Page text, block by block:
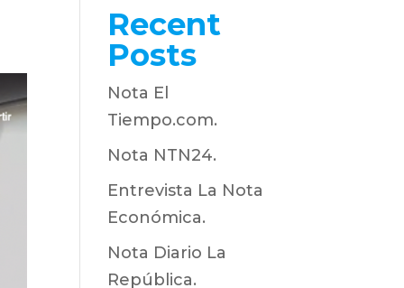
Recent
Posts
Nota El
Tiempo.com.
Nota NTN24.
Entrevista La Nota
Económica.
Nota Diario La
República.